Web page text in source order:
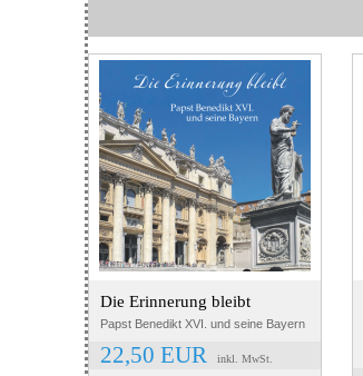
Die Erinnerung bleibt
Papst Benedikt XVI. und seine Bayern
22,50 EUR inkl. MwSt.